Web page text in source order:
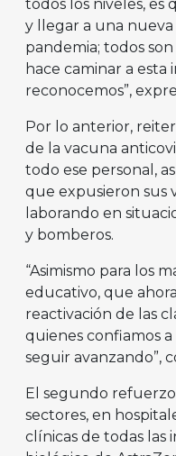
todos los niveles, es
y llegar a una
pandemia; todos
hace caminar a esta
reconocemos”,
Por lo anterior,
de la vacuna
todo ese personal,
que expusieron sus
laborando en
y bomberos.
“Asimismo para los
educativo, que
reactivación de las
quienes confiamos
seguir avanzando”,
El segundo
sectores, en
clínicas de todas las